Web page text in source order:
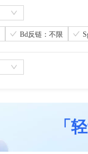
Bd反链：不限
「